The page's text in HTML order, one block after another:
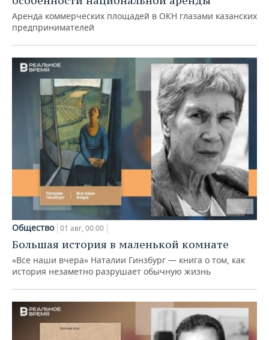
Аренда коммерческих площадей в ОКН глазами казанских
предпринимателей
Общество 01 авг, 00:00
Большая история в маленькой комнате
«Все наши вчера» Наталии Гинзбург — книга о том, как
история незаметно разрушает обычную жизнь